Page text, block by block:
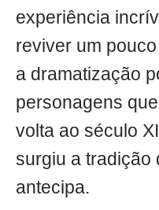
experiência
reviver um
a dramatização
personagens
volta ao século
surgiu a tradição
antecipa.